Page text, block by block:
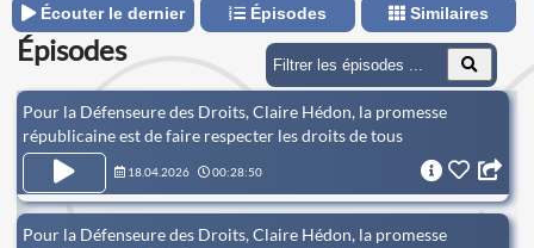
Écouter le dernier Épisodes Similaires
Épisodes
Pour la Défenseure des Droits, Claire Hédon, la promesse
républicaine est de faire respecter les droits de tous
18.04.2026 00:28:50
Pour la Défenseure des Droits, Claire Hédon, la promesse